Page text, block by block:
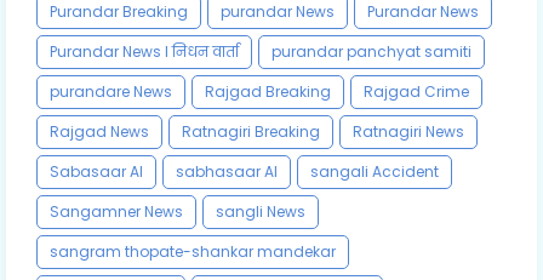
Purandar Breaking
purandar News
Purandar News
Purandar News l निधन वार्ता
purandar panchyat samiti
purandare News
Rajgad Breaking
Rajgad Crime
Rajgad News
Ratnagiri Breaking
Ratnagiri News
Sabasaar AI
sabhasaar AI
sangali Accident
Sangamner News
sangli News
sangram thopate-shankar mandekar